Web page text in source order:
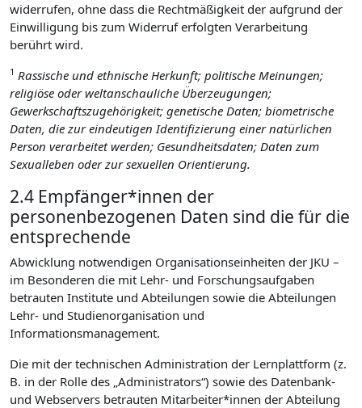
widerrufen, ohne dass die Rechtmäßigkeit der aufgrund der
Einwilligung bis zum Widerruf erfolgten Verarbeitung
berührt wird.
1 Rassische und ethnische Herkunft; politische Meinungen;
religiöse oder weltanschauliche Überzeugungen;
Gewerkschaftszugehörigkeit; genetische Daten; biometrische
Daten, die zur eindeutigen Identifizierung einer natürlichen
Person verarbeitet werden; Gesundheitsdaten; Daten zum
Sexualleben oder zur sexuellen Orientierung.
2.4 Empfänger*innen der
personenbezogenen Daten sind die für die
entsprechende
Abwicklung notwendigen Organisationseinheiten der JKU –
im Besonderen die mit Lehr- und Forschungsaufgaben
betrauten Institute und Abteilungen sowie die Abteilungen
Lehr- und Studienorganisation und
Informationsmanagement.
Die mit der technischen Administration der Lernplattform (z.
B. in der Rolle des „Administrators“) sowie des Datenbank-
und Webservers betrauten Mitarbeiter*innen der Abteilung